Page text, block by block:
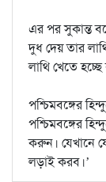
এর পর সুকান্ত
দুধ দেয় তার
লাথি খেতে হচ্ছে
পশ্চিমবঙ্গের
পশ্চিমবঙ্গের
করুন। যেখানে
লড়াই করব।’